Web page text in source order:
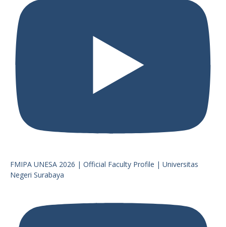
FMIPA UNESA 2026 | Official Faculty Profile | Universitas
Negeri Surabaya